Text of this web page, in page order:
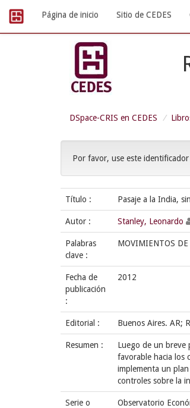
navigation
Página de inicio Sitio de CEDES
DSpace-CRIS en CEDES
Por favor, use este
Título : Pasaje a la India,
Autor : Stanley, Leonardo
Palabras
clave :
MOVIMIENTOS
Fecha de
publicación
:
2012
Editorial : Buenos Aires. AR;
Resumen :
Luego de un breve
favorable hacia los
implementa un
controles sobre la
Serie o
Observatorio